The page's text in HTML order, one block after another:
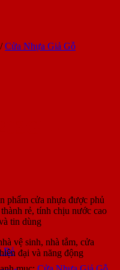
Rẻ
/ Cửa Nhựa Giả Gỗ
phẩm cửa nhựa được phủ
rẻ, tính chịu nước cao
tin dùng
vệ sinh, nhà tắm, cửa
đại và năng động